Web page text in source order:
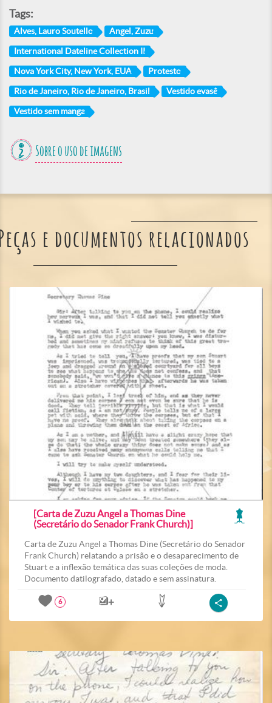
Tags:
Alves, Lauro Soutello Angel, Zuzu
International Dateline Collection II
Nova York City, New York, EUA Protesto
Rio de Janeiro, Rio de Janeiro, Brasil Vestido evasê
Vestido sem manga
Sobre o uso de imagens
e documentos relacionados
[Carta de Zuzu Angel a Thomas Dine
(Secretário do Senador Frank Church)]
Carta de Zuzu Angel a Thomas Dine (Secretário do Senador
Frank Church) relatando a prisão e o desaparecimento de
Stuart e a inflexão temática das suas coleções de moda.
Documento datilografado, datado e sem assinatura.
6